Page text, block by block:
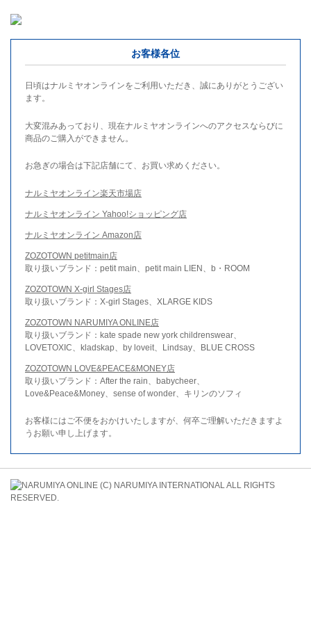
お客様各位
日頃はナルミヤオンラインをご利用いただき、誠にありがとうござい
ます。
大変混みあっており、現在ナルミヤオンラインへのアクセスならびに
商品のご購入ができません。
お急ぎの場合は下記店舗にて、お買い求めください。
ナルミヤオンライン楽天市場店
ナルミヤオンライン Yahoo!ショッピング店
ナルミヤオンライン Amazon店
ZOZOTOWN petitmain店
取り扱いブランド：petit main、petit main LIEN、b・ROOM
ZOZOTOWN X-girl Stages店
取り扱いブランド：X-girl Stages、XLARGE KIDS
ZOZOTOWN NARUMIYA ONLINE店
取り扱いブランド：kate spade new york childrenswear、
LOVETOXIC、kladskap、by loveit、Lindsay、BLUE CROSS
ZOZOTOWN LOVE&PEACE&MONEY店
取り扱いブランド：After the rain、babycheer、
Love&Peace&Money、sense of wonder、キリンのソフィ
お客様にはご不便をおかけいたしますが、何卒ご理解いただきますよ
うお願い申し上げます。